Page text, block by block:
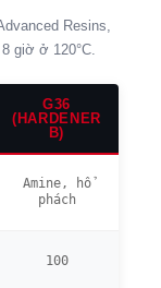
Resins,
giờ ở 120°C.
G36
(HARDENER
B)
Amine, hổ
phách
100